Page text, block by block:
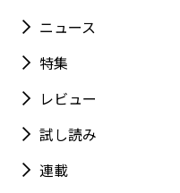
ニュース
特集
レビュー
試し読み
連載